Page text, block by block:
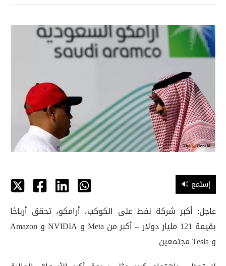
🔊 إستمع
عاجل: أكبر شركة نفط على الكوكب، أرامكو، تحقق أرباحًا
بقيمة 121 مليار دولار – أكبر من Meta و NVIDIA و Amazon
و Tesla مجتمعين